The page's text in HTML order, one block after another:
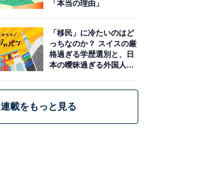
「本当の理由」
「移民」に冷たいのはど
っちなのか？ スイスの厳
格過ぎる学歴選別と、日
本の曖昧過ぎる外国人政
連載をもっと見る